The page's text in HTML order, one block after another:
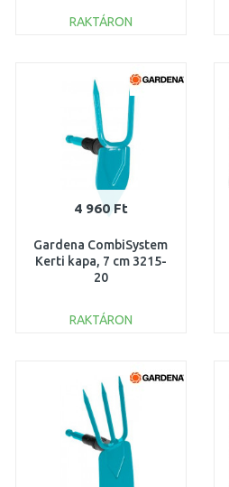
RAKTÁRON
Összehasonlítás
4 960 Ft
Gardena CombiSystem
Kerti kapa, 7 cm 3215-
20
RAKTÁRON
Összehasonlítás